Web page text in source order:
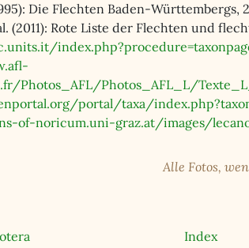
Die Flechten Baden-Württembergs,
(2011): Rote Liste der Flechten und
Photos_AFL/Photos_AFL_L/
portal/taxa/
of-noricum.uni-graz.at/images/
Alle Fotos,
Index